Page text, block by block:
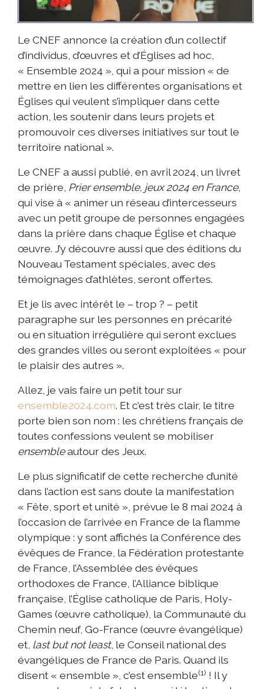
Le CNEF annonce la création d’un collectif
d’individus, d’œuvres et d’Églises ad hoc,
« Ensemble 2024 », qui a pour mission « de
mettre en lien les différentes organisations et
Églises qui veulent s’impliquer dans cette
action, les soutenir dans leurs projets et
promouvoir ces diverses initiatives sur tout le
territoire national ».
Le CNEF a aussi publié, en avril 2024, un livret
de prière, Prier ensemble, jeux 2024 en France,
qui vise à « animer un réseau d’intercesseurs
avec un petit groupe de personnes engagées
dans la prière dans chaque Église et chaque
œuvre. J’y découvre aussi que des éditions du
Nouveau Testament spéciales, avec des
témoignages d’athlètes, seront offertes.
Et je lis avec intérêt le – trop ? – petit
paragraphe sur les personnes en précarité
ou en situation irrégulière qui seront exclues
des grandes villes ou seront exploitées « pour
le plaisir des autres ».
Allez, je vais faire un petit tour sur
ensemble2024.com. Et c’est très clair, le titre
porte bien son nom : les chrétiens français de
toutes confessions veulent se mobiliser
ensembleautour des Jeux.
Le plus significatif de cette recherche d’unité
dans l’action est sans doute la manifestation
« Fête, sport et unité », prévue le 8 mai 2024 à
l’occasion de l’arrivée en France de la flamme
olympique : y sont affichés la Conférence des
évêques de France, la Fédération protestante
de France, l’Assemblée des évêques
orthodoxes de France, l’Alliance biblique
française, l’Église catholique de Paris, Holy-
Games (œuvre catholique), la Communauté du
Chemin neuf, Go-France (œuvre évangélique)
et, last but not least, le Conseil national des
évangéliques de France de Paris. Quand ils
disent « ensemble », c’est ensemble(1) ! Il y